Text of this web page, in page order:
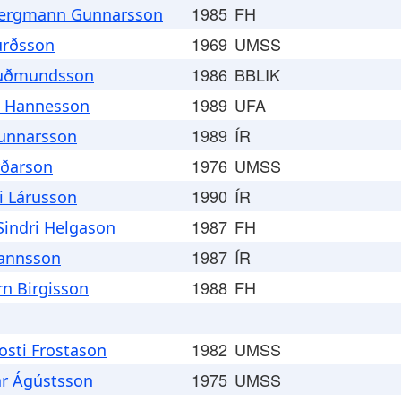
Gunnarsson 1985 FH
1969 UMSS
1986 BBLIK
1989 UFA
1989 ÍR
1976 UMSS
Lárusson 1990 ÍR
Helgason 1987 FH
1987 ÍR
Birgisson 1988 FH
Frostason 1982 UMSS
Ágústsson 1975 UMSS